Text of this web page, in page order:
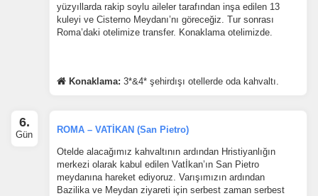
yüzyıllarda rakip soylu aileler tarafından inşa edilen 13
kuleyi ve Cisterno Meydanı’nı göreceğiz. Tur sonrası
Roma’daki otelimize transfer. Konaklama otelimizde.
Konaklama: 3*&4* şehirdışı otellerde oda kahvaltı.
6.
Gün ROMA – VATİKAN (San Pietro)
Otelde alacağımız kahvaltının ardından Hristiyanlığın
merkezi olarak kabul edilen Vatİkan’ın San Pietro
meydanına hareket ediyoruz. Varışımızın ardından
Bazilika ve Meydan ziyareti için serbest zaman serbest